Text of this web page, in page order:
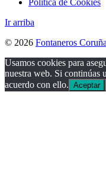
Política de Cookies
Ir arriba
© 2026 Fontaneros
Usamos cookies para
nuestra web. Si continúas
acuerdo con ello. Aceptar